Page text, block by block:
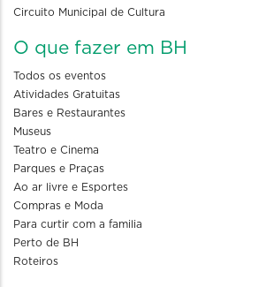
Circuito Municipal de Cultura
O que fazer em BH
Todos os eventos
Atividades Gratuitas
Bares e Restaurantes
Museus
Teatro e Cinema
Parques e Praças
Ao ar livre e Esportes
Compras e Moda
Para curtir com a familia
Perto de BH
Roteiros